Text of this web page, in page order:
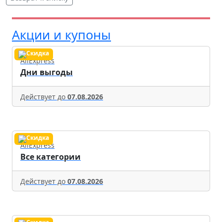
Акции и купоны
AliExpress
Дни выгоды
Действует до 07.08.2026
AliExpress
Все категории
Действует до 07.08.2026